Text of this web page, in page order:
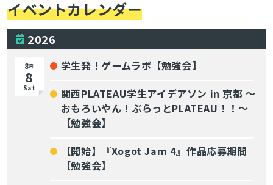
イベントカレンダー
2026
8月
8
Sat
学生発！ゲームラボ【勉強会】
関西PLATEAU学生アイデアソン in 京都 〜
おもろいやん！ぷらっとPLATEAU！！〜
【勉強会】
【開始】『Xogot Jam 4』作品応募期間
【勉強会】